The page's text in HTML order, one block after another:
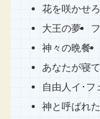
花を咲かせ
大王の夢
神々の晩餐
あなたが寝
自由人イ･
神と呼ばれ